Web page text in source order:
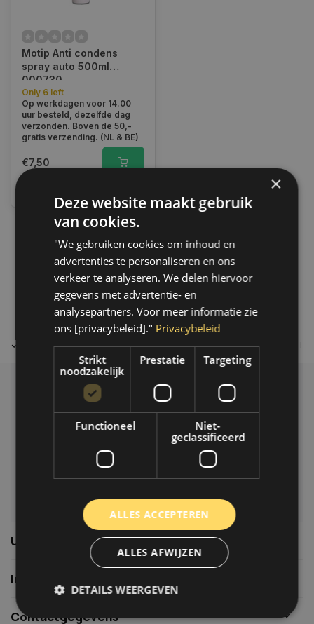
Motip Anti condens
spray auto 500ml
000730
Only 6 left
Op werkdagen voor 14.00
uur besteld, dezelfde dag
verzonden. Boven de 50,-
gratis verzending. (NL & BE)
€7,50
1
Tot 30 dagen retour sturen. Op werkdagen voor 14.00 uur
Klantenservice
info@autoklusser.nl
Usefull links
Informatie
Contactgegevens
×
Deze website maakt gebruik
van cookies.
"We gebruiken cookies om inhoud en
advertenties te personaliseren en ons
verkeer te analyseren. We delen hiervoor
gegevens met advertentie- en
analysepartners. Voor meer informatie zie
ons [privacybeleid]." Privacybeleid
Strikt
noodzakelijk
Prestatie Targeting
Functioneel
Niet-
geclassificeerd
ALLES ACCEPTEREN
ALLES AFWIJZEN
DETAILS WEERGEVEN